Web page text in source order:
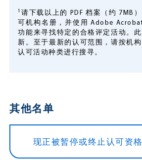
1 请下载以上的 PDF 档案（约 7MB
可机构名册，并使用 Adobe
功能来寻找特定的合格评定活动。
新。至于最新的认可范围，请按机
认可活动种类进行搜寻。
其他名单
现正被暂停或终止认可资